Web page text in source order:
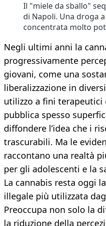
Il "miele da sballo"
di Napoli. Una droga
concentrata molto
Negli ultimi anni la
progressivamente
giovani, come una
liberalizzazione in
utilizzo a fini terapeutici
pubblica spesso
diffondere l’idea che i
trascurabili. Ma le
raccontano una realtà
per gli adolescenti e la
La cannabis resta oggi
illegale più utilizzata
Preoccupa non solo la
la riduzione della